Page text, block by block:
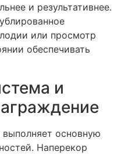
и результативнее.
или просмотр
обеспечивать
и
основную
Наперекор